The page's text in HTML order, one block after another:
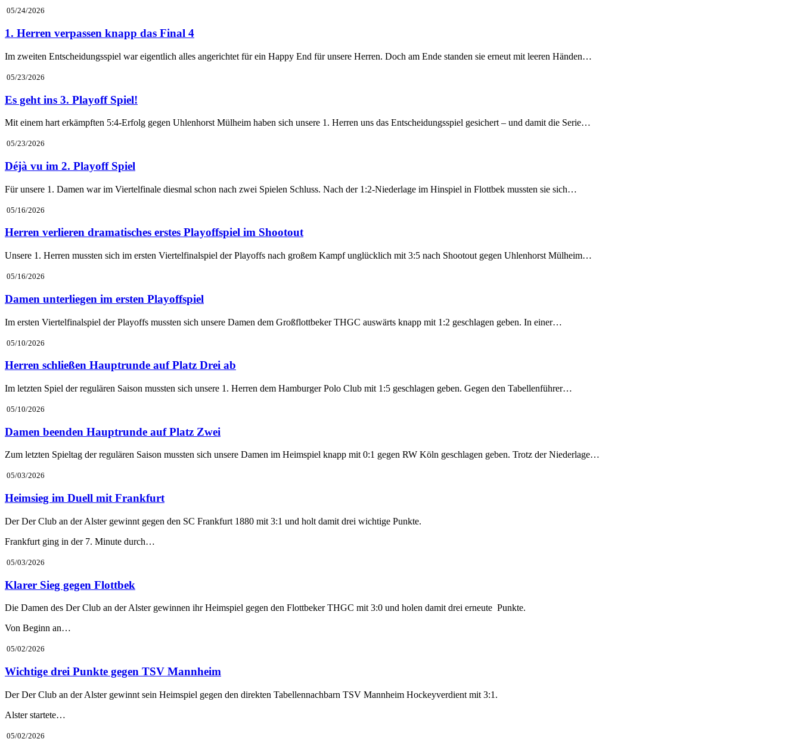
05/24/2026
1. Herren verpassen knapp das Final 4
Im zweiten Entscheidungsspiel war eigentlich alles angerichtet für ein Happy End für unsere Herren. Doch am Ende standen sie erneut mit leeren Händen…
05/23/2026
Es geht ins 3. Playoff Spiel!
Mit einem hart erkämpften 5:4-Erfolg gegen Uhlenhorst Mülheim haben sich unsere 1. Herren uns das Entscheidungsspiel gesichert – und damit die Serie…
05/23/2026
Déjà vu im 2. Playoff Spiel
Für unsere 1. Damen war im Viertelfinale diesmal schon nach zwei Spielen Schluss. Nach der 1:2-Niederlage im Hinspiel in Flottbek mussten sie sich…
05/16/2026
Herren verlieren dramatisches erstes Playoffspiel im Shootout
Unsere 1. Herren mussten sich im ersten Viertelfinalspiel der Playoffs nach großem Kampf unglücklich mit 3:5 nach Shootout gegen Uhlenhorst Mülheim…
05/16/2026
Damen unterliegen im ersten Playoffspiel
Im ersten Viertelfinalspiel der Playoffs mussten sich unsere Damen dem Großflottbeker THGC auswärts knapp mit 1:2 geschlagen geben. In einer…
05/10/2026
Herren schließen Hauptrunde auf Platz Drei ab
Im letzten Spiel der regulären Saison mussten sich unsere 1. Herren dem Hamburger Polo Club mit 1:5 geschlagen geben. Gegen den Tabellenführer…
05/10/2026
Damen beenden Hauptrunde auf Platz Zwei
Zum letzten Spieltag der regulären Saison mussten sich unsere Damen im Heimspiel knapp mit 0:1 gegen RW Köln geschlagen geben. Trotz der Niederlage…
05/03/2026
Heimsieg im Duell mit Frankfurt
Der Der Club an der Alster gewinnt gegen den SC Frankfurt 1880 mit 3:1 und holt damit drei wichtige Punkte.
Frankfurt ging in der 7. Minute durch…
05/03/2026
Klarer Sieg gegen Flottbek
Die Damen des Der Club an der Alster gewinnen ihr Heimspiel gegen den Flottbeker THGC mit 3:0 und holen damit drei erneute Punkte.
Von Beginn an…
05/02/2026
Wichtige drei Punkte gegen TSV Mannheim
Der Der Club an der Alster gewinnt sein Heimspiel gegen den direkten Tabellennachbarn TSV Mannheim Hockeyverdient mit 3:1.
Alster startete…
05/02/2026